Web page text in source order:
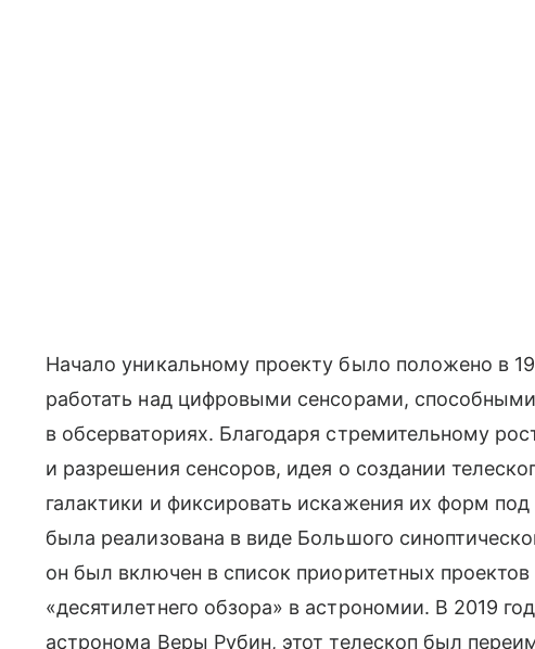
Начало уникальному проекту было положено в
работать над цифровыми сенсорами,
в обсерваториях. Благодаря стремительному
и разрешения сенсоров, идея о создании
галактики и фиксировать искажения их форм
была реализована в виде Большого
он был включен в список приоритетных
«десятилетнего обзора» в астрономии. В 2019
астронома Веры Рубин, этот телескоп был